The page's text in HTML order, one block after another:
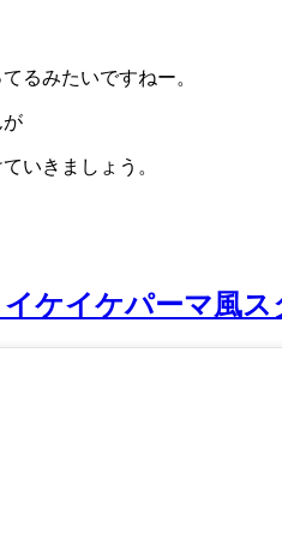
るみたいですねー。
が
いきましょう。
ケイケパーマ風ス